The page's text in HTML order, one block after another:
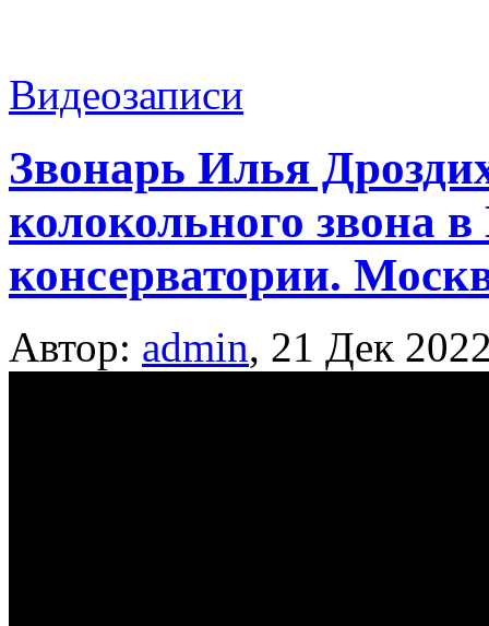
Видеозаписи
Звонарь Илья
колокольного звона
консерватории.
Автор: admin, 21 Дек